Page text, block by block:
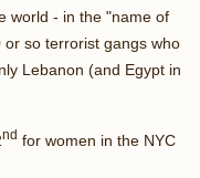
world - in the "name of
so terrorist gangs who
Lebanon (and Egypt in
nd for women in the NYC